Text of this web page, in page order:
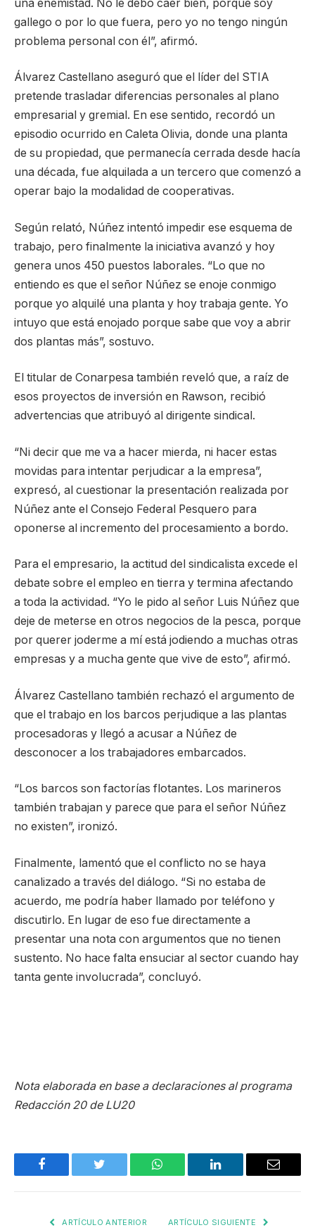
una enemistad. No le debo caer bien, porque soy
gallego o por lo que fuera, pero yo no tengo ningún
problema personal con él”, afirmó.
Álvarez Castellano aseguró que el líder del STIA
pretende trasladar diferencias personales al plano
empresarial y gremial. En ese sentido, recordó un
episodio ocurrido en Caleta Olivia, donde una planta
de su propiedad, que permanecía cerrada desde hacía
una década, fue alquilada a un tercero que comenzó a
operar bajo la modalidad de cooperativas.
Según relató, Núñez intentó impedir ese esquema de
trabajo, pero finalmente la iniciativa avanzó y hoy
genera unos 450 puestos laborales. “Lo que no
entiendo es que el señor Núñez se enoje conmigo
porque yo alquilé una planta y hoy trabaja gente. Yo
intuyo que está enojado porque sabe que voy a abrir
dos plantas más”, sostuvo.
El titular de Conarpesa también reveló que, a raíz de
esos proyectos de inversión en Rawson, recibió
advertencias que atribuyó al dirigente sindical.
“Ni decir que me va a hacer mierda, ni hacer estas
movidas para intentar perjudicar a la empresa”,
expresó, al cuestionar la presentación realizada por
Núñez ante el Consejo Federal Pesquero para
oponerse al incremento del procesamiento a bordo.
Para el empresario, la actitud del sindicalista excede el
debate sobre el empleo en tierra y termina afectando
a toda la actividad. “Yo le pido al señor Luis Núñez que
deje de meterse en otros negocios de la pesca, porque
por querer joderme a mí está jodiendo a muchas otras
empresas y a mucha gente que vive de esto”, afirmó.
Álvarez Castellano también rechazó el argumento de
que el trabajo en los barcos perjudique a las plantas
procesadoras y llegó a acusar a Núñez de
desconocer a los trabajadores embarcados.
“Los barcos son factorías flotantes. Los marineros
también trabajan y parece que para el señor Núñez
no existen”, ironizó.
Finalmente, lamentó que el conflicto no se haya
canalizado a través del diálogo. “Si no estaba de
acuerdo, me podría haber llamado por teléfono y
discutirlo. En lugar de eso fue directamente a
presentar una nota con argumentos que no tienen
sustento. No hace falta ensuciar al sector cuando hay
tanta gente involucrada”, concluyó.
Nota elaborada en base a declaraciones al programa
Redacción 20 de LU20
Facebook Twitter WhatsApp LinkedIn Email
ARTÍCULO ANTERIOR ARTÍCULO SIGUIENTE